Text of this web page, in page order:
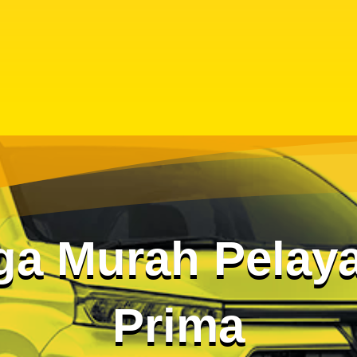
Murah
Prima